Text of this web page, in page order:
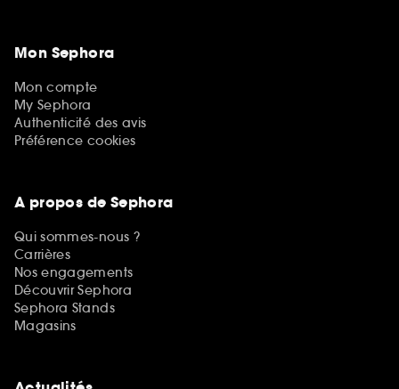
Mon Sephora
Mon compte
My Sephora
Authenticité des avis
Préférence cookies
A propos de Sephora
Qui sommes-nous ?
Carrières
Nos engagements
Découvrir Sephora
Sephora Stands
Magasins